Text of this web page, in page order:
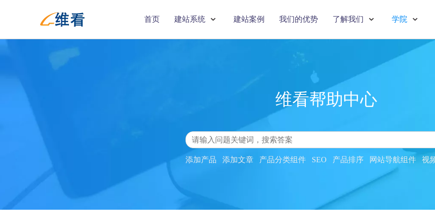
首页 建站系统 建站案例 我们的优势 了解我们 学院
维看帮助中心
添加产品 添加文章 产品分类组件 SEO 产品排序 网站导航组件 视